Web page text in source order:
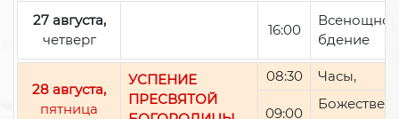
27 августа,
четверг
16:00
Всенощное
бдение
28 августа,
пятница
УСПЕНИЕ
ПРЕСВЯТОЙ
08:30 Часы,
09:00